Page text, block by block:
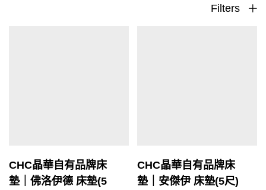
Filters
CHC晶華自有品牌床
墊｜佛洛伊德 床墊(5
CHC晶華自有品牌床
墊｜安傑伊 床墊(5尺)